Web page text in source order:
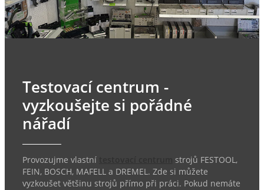
Testovací centrum -
vyzkoušejte si pořádné
nářadí
Provozujme vlastní
strojů FESTOOL,
FEIN, BOSCH, MAFELL a DREMEL. Zde si můžete
vyzkoušet většinu strojů přímo při práci. Pokud nemáte